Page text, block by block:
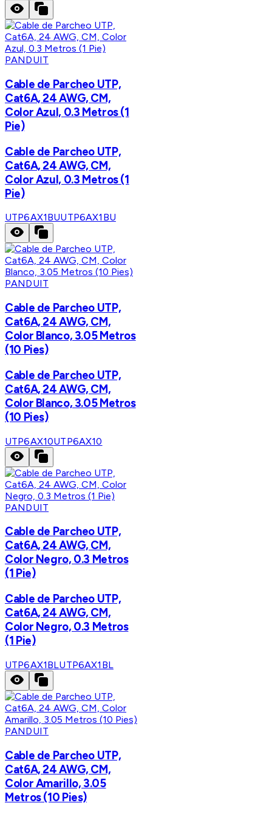
PANDUIT
Cable de Parcheo UTP,
Cat6A, 24 AWG, CM,
Color Azul, 0.3 Metros (1
Pie)
Cable de Parcheo UTP,
Cat6A, 24 AWG, CM,
Color Azul, 0.3 Metros (1
Pie)
UTP6AX1BUUTP6AX1BU
PANDUIT
Cable de Parcheo UTP,
Cat6A, 24 AWG, CM,
Color Blanco, 3.05 Metros
(10 Pies)
Cable de Parcheo UTP,
Cat6A, 24 AWG, CM,
Color Blanco, 3.05 Metros
(10 Pies)
UTP6AX10UTP6AX10
PANDUIT
Cable de Parcheo UTP,
Cat6A, 24 AWG, CM,
Color Negro, 0.3 Metros
(1 Pie)
Cable de Parcheo UTP,
Cat6A, 24 AWG, CM,
Color Negro, 0.3 Metros
(1 Pie)
UTP6AX1BLUTP6AX1BL
PANDUIT
Cable de Parcheo UTP,
Cat6A, 24 AWG, CM,
Color Amarillo, 3.05
Metros (10 Pies)